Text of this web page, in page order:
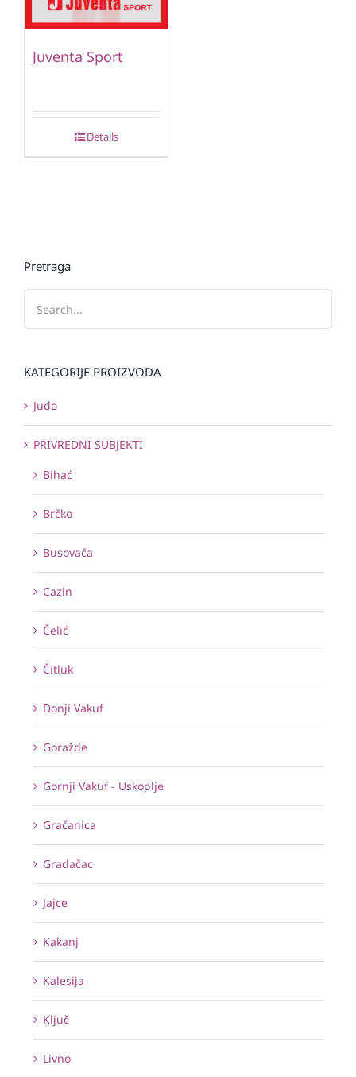
Juventa Sport
Details
Pretraga
KATEGORIJE PROIZVODA
Judo
PRIVREDNI SUBJEKTI
Bihać
Brčko
Busovača
Cazin
Čelić
Čitluk
Donji Vakuf
Goražde
Gornji Vakuf - Uskoplje
Gračanica
Gradačac
Jajce
Kakanj
Kalesija
Ključ
Livno